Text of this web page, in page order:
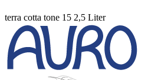
terra cotta tone 15 2,5 Liter